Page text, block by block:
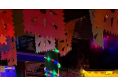
de
navegación